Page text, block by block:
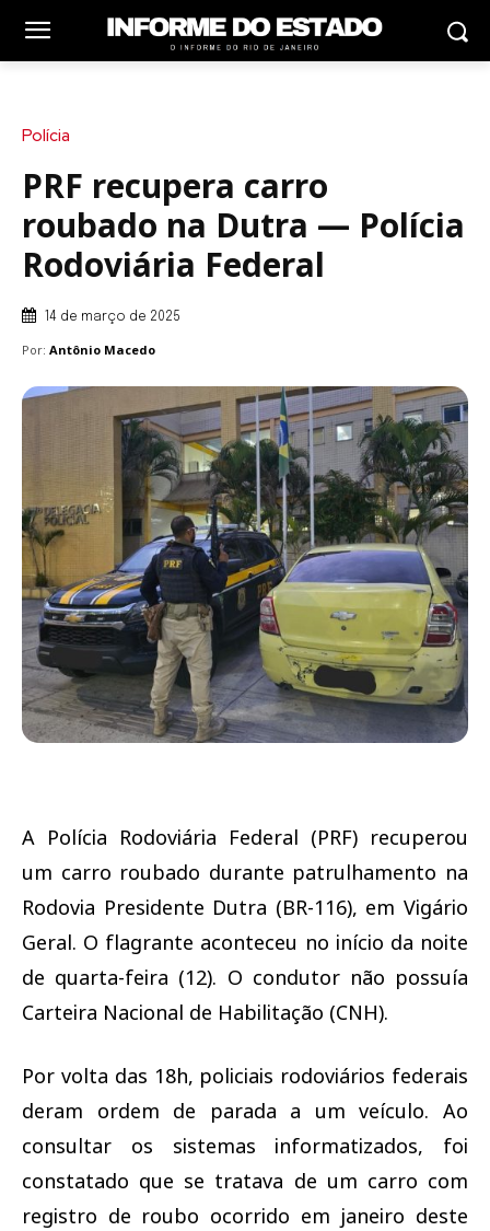
Polícia
PRF recupera carro
roubado na Dutra — Polícia
Rodoviária Federal
14 de março de 2025
Por: Antônio Macedo
A Polícia Rodoviária Federal (PRF) recuperou
um carro roubado durante patrulhamento na
Rodovia Presidente Dutra (BR-116), em Vigário
Geral. O flagrante aconteceu no início da noite
de quarta-feira (12). O condutor não possuía
Carteira Nacional de Habilitação (CNH).
Por volta das 18h, policiais rodoviários federais
deram ordem de parada a um veículo. Ao
consultar os sistemas informatizados, foi
constatado que se tratava de um carro com
registro de roubo ocorrido em janeiro deste